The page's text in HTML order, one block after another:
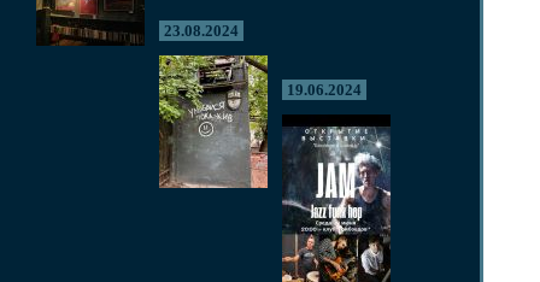
23.08.2024
19.06.2024